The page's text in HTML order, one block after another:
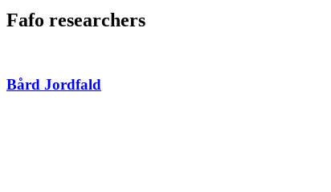
Fafo researchers
Bård Jordfald